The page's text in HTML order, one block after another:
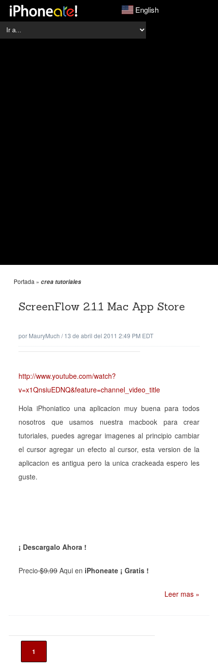
English
Portada » crea tutoriales
ScreenFlow 2.1.1 Mac App Store
por MauryMuch /13 de abril del 2011 2:49 PM EDT
http://www.youtube.com/watch?
v=x1QnsiuEDNQ&feature=channel_video_title
Hola iPhoniatico una aplicacion muy buena para todos
nosotros que usamos nuestra macbook para crear
tutoriales, puedes agregar imagenes al principio cambiar
el cursor agregar un efecto al cursor, esta version de la
aplicacion es antigua pero la unica crackeada espero les
guste.
¡ Descargalo Ahora !
Precio$9.99 Aqui en iPhoneate ¡ Gratis !
Leer mas »
1